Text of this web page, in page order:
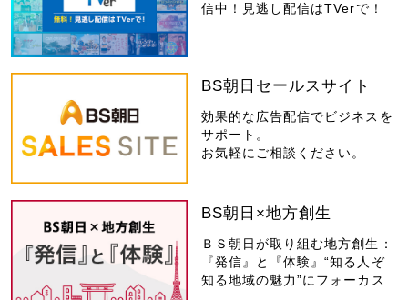
信中！見逃し配信はTVerで！
BS朝日セールスサイト
効果的な広告配信でビジネスを
サポート。
お気軽にご相談ください。
BS朝日×地方創生
ＢＳ朝日が取り組む地方創生：
『発信』と『体験』“知る人ぞ
知る地域の魅力”にフォーカス